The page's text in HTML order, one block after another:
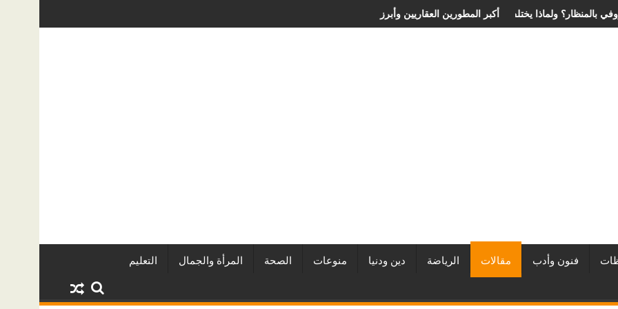
أفضل شركات التطوير العقاري في مصر من URE | أكبر المطورين العقاريين وأبرز المشروعاتعملية الانزلاق الغضروفي بالمنظار؟ ولماذا يختلف من مريض لآخر؟
فنون وأدب مقالات الرياضة دين ودنيا منوعات الصحة المرأة والجمال التعليم